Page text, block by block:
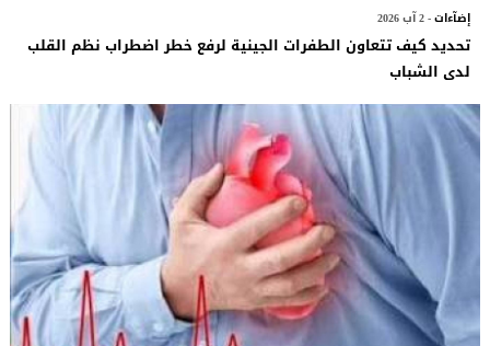
إضآءات- 2 آب 2026
تحديد كيف تتعاون الطفرات الجينية لرفع خطر اضطراب نظم القلب
لدى الشباب